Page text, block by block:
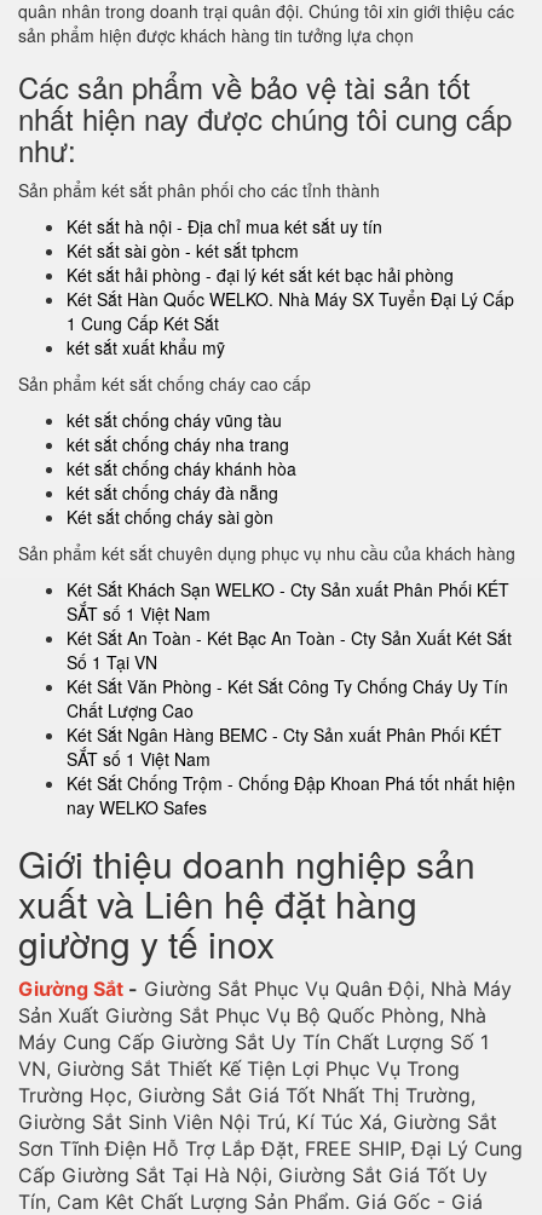
quân nhân trong doanh trại quân đội. Chúng tôi xin giới thiệu các
sản phẩm hiện được khách hàng tin tưởng lựa chọn
Các sản phẩm về bảo vệ tài sản tốt
nhất hiện nay được chúng tôi cung cấp
như:
Sản phẩm két sắt phân phối cho các tỉnh thành
Két sắt hà nội - Địa chỉ mua két sắt uy tín
Két sắt sài gòn - két sắt tphcm
Két sắt hải phòng - đại lý két sắt két bạc hải phòng
Két Sắt Hàn Quốc WELKO. Nhà Máy SX Tuyển Đại Lý Cấp
1 Cung Cấp Két Sắt
két sắt xuất khẩu mỹ
Sản phẩm két sắt chống cháy cao cấp
két sắt chống cháy vũng tàu
két sắt chống cháy nha trang
két sắt chống cháy khánh hòa
két sắt chống cháy đà nẵng
Két sắt chống cháy sài gòn
Sản phẩm két sắt chuyên dụng phục vụ nhu cầu của khách hàng
Két Sắt Khách Sạn WELKO - Cty Sản xuất Phân Phối KÉT
SẮT số 1 Việt Nam
Két Sắt An Toàn - Két Bạc An Toàn - Cty Sản Xuất Két Sắt
Số 1 Tại VN
Két Sắt Văn Phòng - Két Sắt Công Ty Chống Cháy Uy Tín
Chất Lượng Cao
Két Sắt Ngân Hàng BEMC - Cty Sản xuất Phân Phối KÉT
SẮT số 1 Việt Nam
Két Sắt Chống Trộm - Chống Đập Khoan Phá tốt nhất hiện
nay WELKO Safes
Giới thiệu doanh nghiệp sản
xuất và Liên hệ đặt hàng
giường y tế inox
Giường Sắt - Giường Sắt Phục Vụ Quân Đội, Nhà Máy
Sản Xuất Giường Sắt Phục Vụ Bộ Quốc Phòng, Nhà
Máy Cung Cấp Giường Sắt Uy Tín Chất Lượng Số 1
VN, Giường Sắt Thiết Kế Tiện Lợi Phục Vụ Trong
Trường Học, Giường Sắt Giá Tốt Nhất Thị Trường,
Giường Sắt Sinh Viên Nội Trú, Kí Túc Xá, Giường Sắt
Sơn Tĩnh Điện Hỗ Trợ Lắp Đặt, FREE SHIP, Đại Lý Cung
Cấp Giường Sắt Tại Hà Nội, Giường Sắt Giá Tốt Uy
Tín, Cam Kêt Chất Lượng Sản Phẩm. Giá Gốc - Giá